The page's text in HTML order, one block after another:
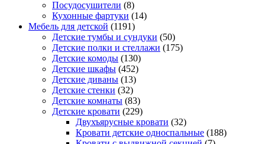
Посудосушители (8)
Кухонные фартуки (14)
Мебель для детской (1191)
Детские тумбы и сундуки (50)
Детские полки и стеллажи (175)
Детские комоды (130)
Детские шкафы (452)
Детские диваны (13)
Детские стенки (32)
Детские комнаты (83)
Детские кровати (229)
Двухъярусные кровати (32)
Кровати детские односпальные (188)